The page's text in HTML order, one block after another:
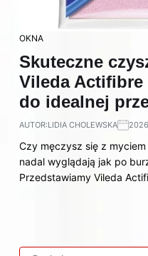
OKNA
Skuteczne
Vileda
do idealnej
AUTOR:LIDIA CHOLEWSKA
Czy męczysz się z
nadal wyglądają jak po
Przedstawiamy Vileda